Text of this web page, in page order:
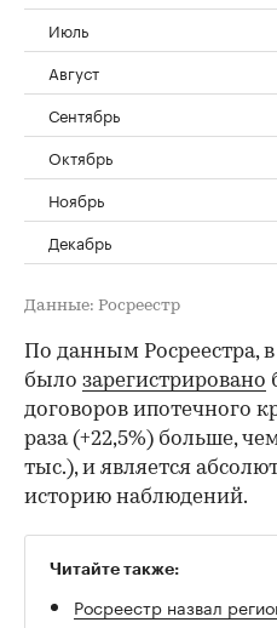
Июль
Август
Сентябрь
Октябрь
Ноябрь
Декабрь
Данные: Росреестр
По данным Росреестра,
было зарегистрировано
договоров ипотечного
раза (+22,5%) больше,
тыс.), и является
историю наблюдений.
Читайте также:
Росреестр назвал